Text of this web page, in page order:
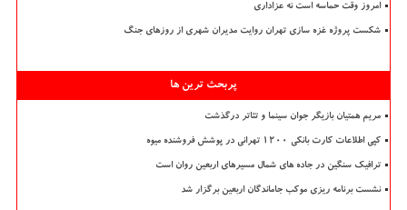
امروز وقت حماسه است نه عزاداری
شکست پروژه غزه سازی تهران روایت مدیران شهری از روزهای جنگ
پربحث ترین ها
مریم همتیان بازیگر جوان سینما و تئاتر درگذشت
کپی اطلاعات کارت بانکی ۱۲۰۰ تهرانی در پوشش فروشنده میوه
ترافیک سنگین در جاده های شمال مسیرهای اربعین روان است
نشست برنامه ریزی موکب جاماندگان اربعین برگزار شد